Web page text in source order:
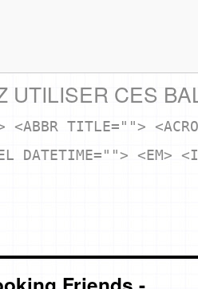
UTILISER CES
TITLE="">
DATETIME=""> <EM>